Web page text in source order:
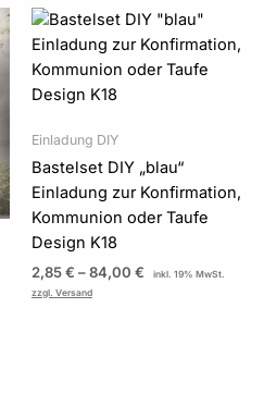
Einladung DIY
Bastelset DIY „blau“
Einladung zur Konfirmation,
Kommunion oder Taufe
Design K18
2,85€ –84,00 €
Preisspanne:
2,85 €
bis
84,00 €
inkl. 19% MwSt.
zzgl. Versand